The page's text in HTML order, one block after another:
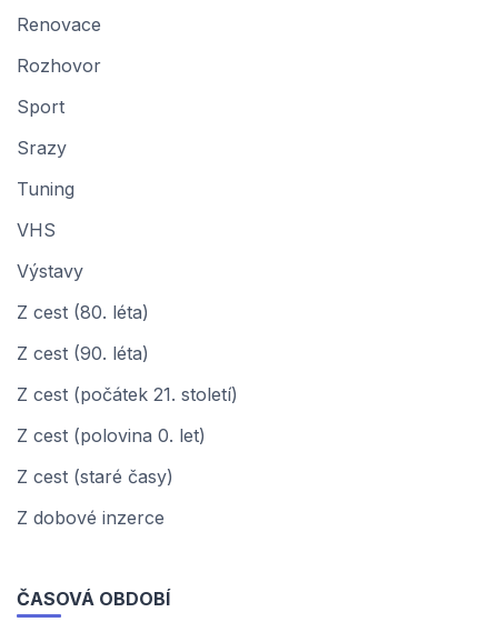
Renovace
Rozhovor
Sport
Srazy
Tuning
VHS
Výstavy
Z cest (80. léta)
Z cest (90. léta)
Z cest (počátek 21. století)
Z cest (polovina 0. let)
Z cest (staré časy)
Z dobové inzerce
ČASOVÁ OBDOBÍ